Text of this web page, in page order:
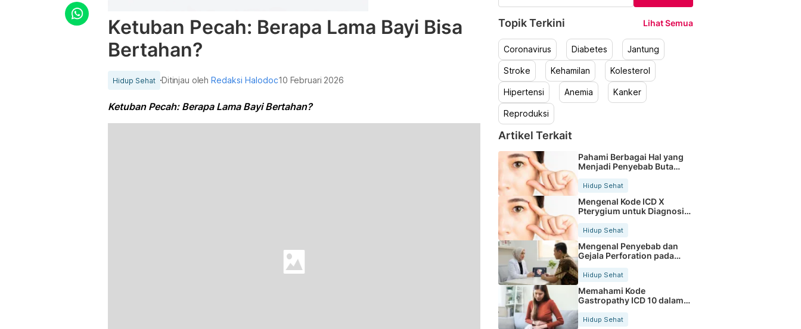
Ketuban Pecah: Berapa Lama Bayi Bisa
Bertahan?
Hidup Sehat Ditinjau olehRedaksi Halodoc10 Februari 2026
Ketuban Pecah: Berapa Lama Bayi Bertahan?
Topik Terkini Lihat Semua
Coronavirus Diabetes Jantung
Stroke Kehamilan Kolesterol
Hipertensi Anemia Kanker
Reproduksi
Artikel Terkait
Pahami Berbagai Hal yang
Menjadi Penyebab Buta
Hidup Sehat
Mengenal Kode ICD X
Pterygium untuk Diagnosis
Hidup Sehat
Mengenal Penyebab dan
Gejala Perforation pada
Tubuh
Hidup Sehat
Memahami Kode
Gastropathy ICD 10 dalam
Rekam Medis Pasien
Hidup Sehat